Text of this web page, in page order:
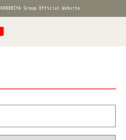
KONOMIYA Group Official Website